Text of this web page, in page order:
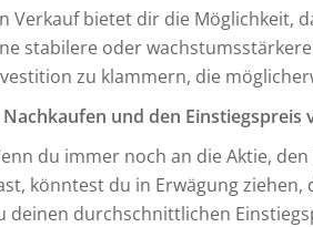
Verkauf bietet dir die Möglichkeit,
stabilere oder
zu klammern, die
Nachkaufen und den Einstiegspreis
du immer noch an die Aktie,
könntest du in Erwägung
deinen durchschnittlichen